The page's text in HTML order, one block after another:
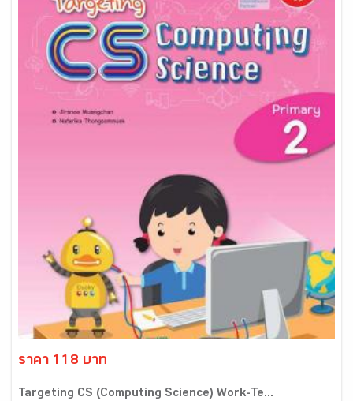
ราคา 118 บาท
Targeting CS (Computing Science) Work-Te...